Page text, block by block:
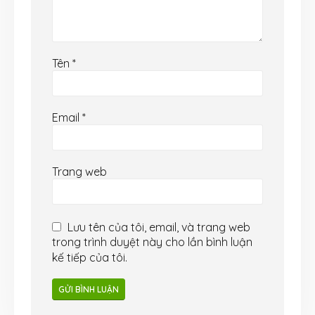
Tên *
Email *
Trang web
Lưu tên của tôi, email, và trang web
trong trình duyệt này cho lần bình luận
kế tiếp của tôi.